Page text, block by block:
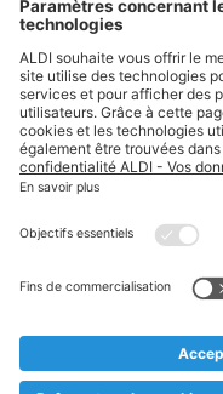
Suivez ALDI
Textes marqués d'un
* Nous vendons ces
au cas où, malgré le
prématurément en
** Sur ce site, l’utilisation